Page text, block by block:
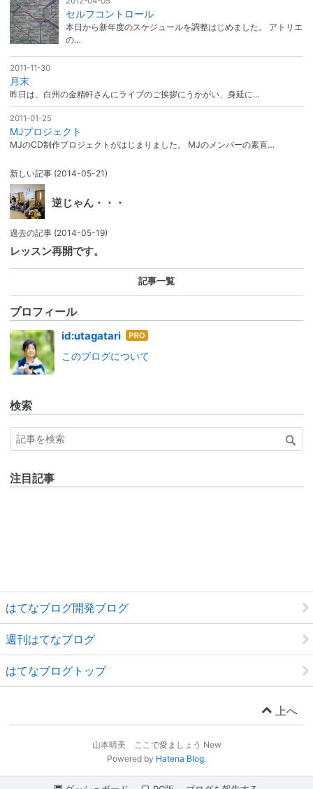
セルフコントロール
本日から新年度のスケジュールを調整はじめました。 アトリエ
の…
2011-11-30
月末
昨日は、白州の金精軒さんにライブのご挨拶にうかがい、身延に…
2011-01-25
MJプロジェクト
MJのCD制作プロジェクトがはじまりました。 MJのメンバーの素直…
新しい記事 (2014-05-21)
逆じゃん・・・
過去の記事 (2014-05-19)
レッスン再開です。
記事一覧
プロフィール
id:utagatari はて
ログ
このブログについて
検索
注目記事
はてなブログ開発ブログ
週刊はてなブログ
はてなブログトップ
上へ
山本晴美 ここで愛ましょう New
Powered by Hatena Blog.